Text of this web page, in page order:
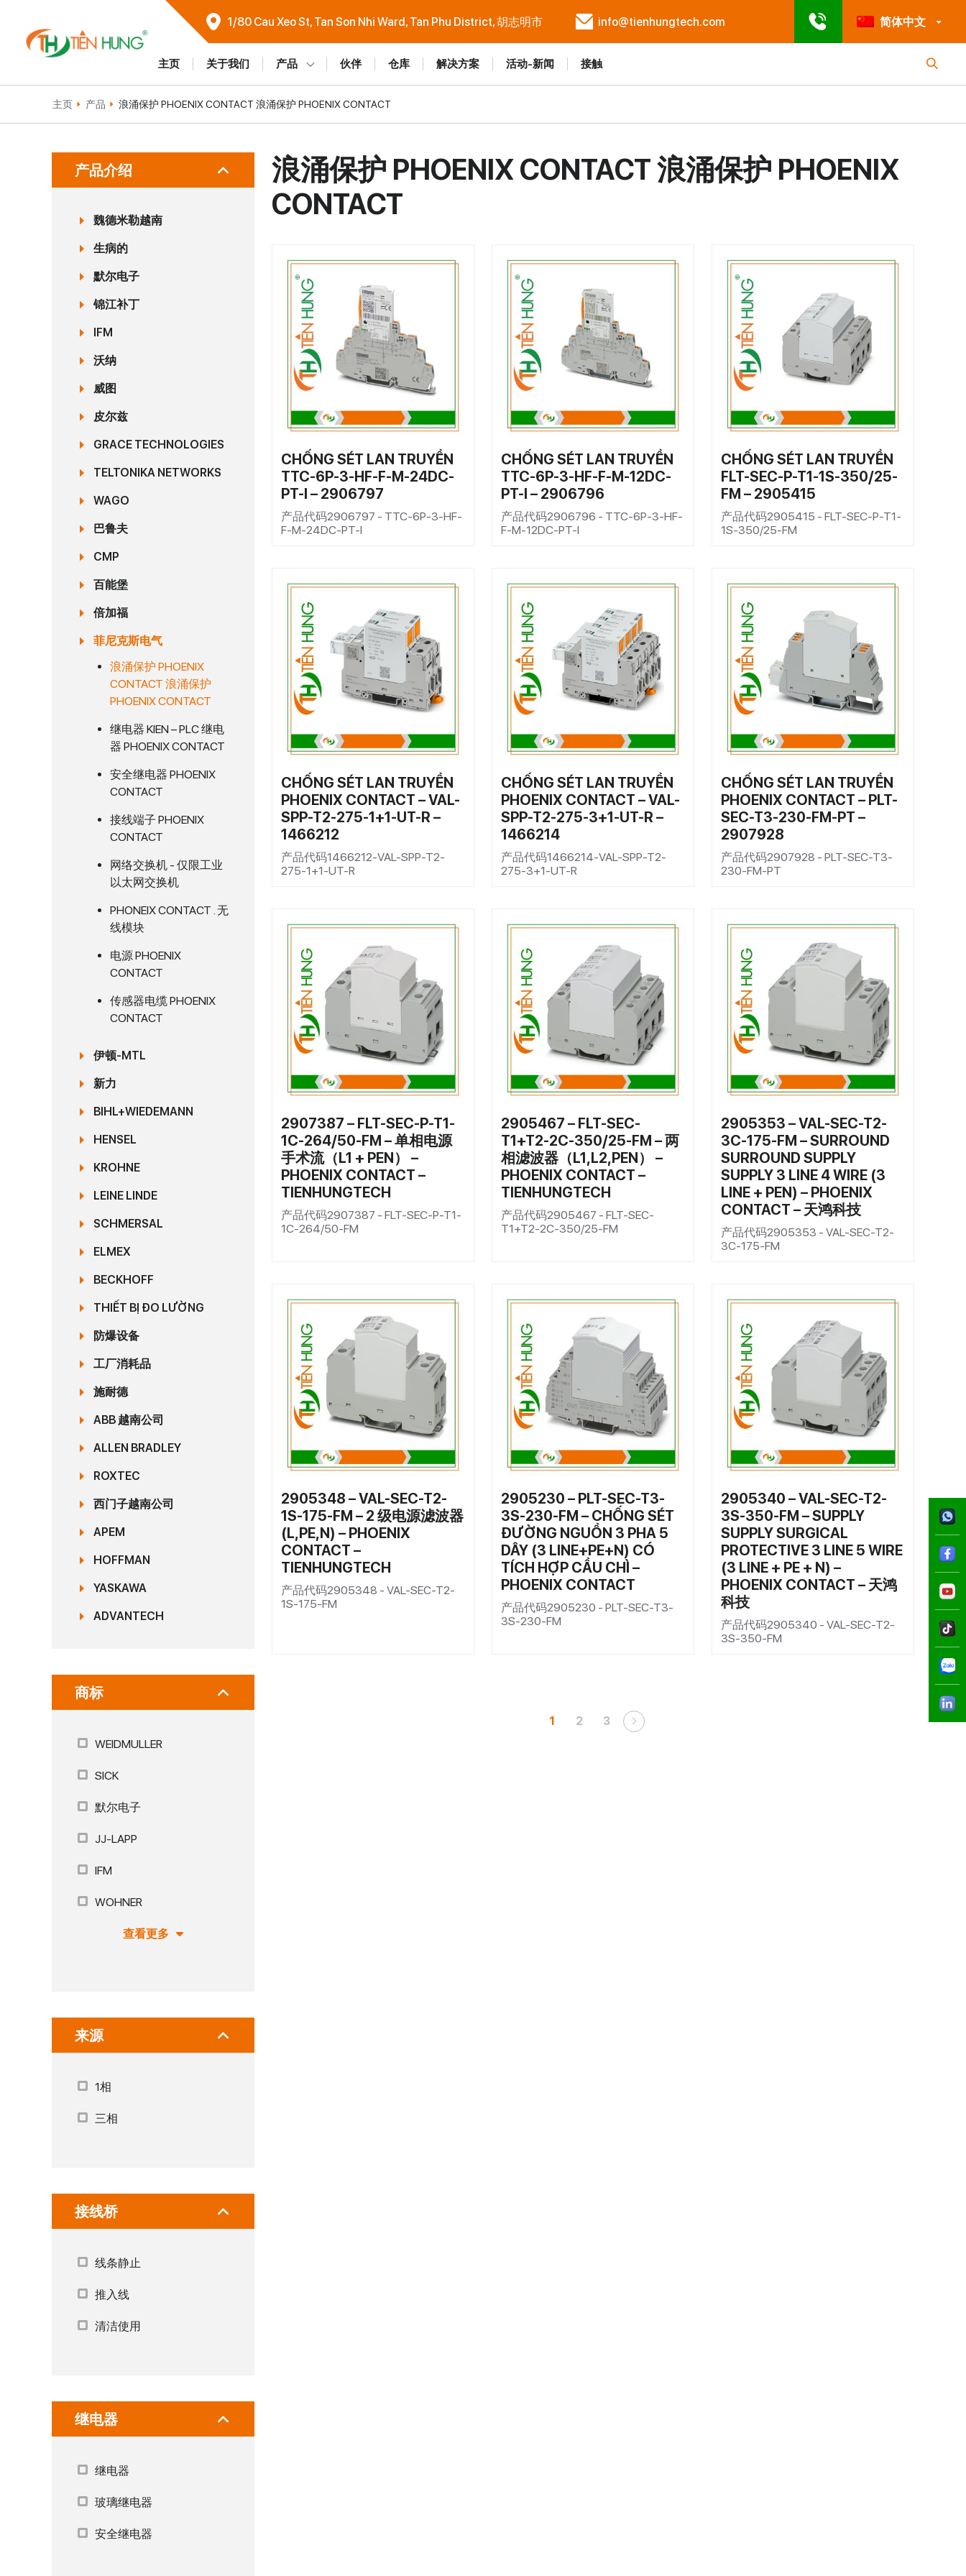
1/80 Cau Xeo St, Tan Son Nhi Ward, Tan Phu District, 胡志明市 info@tienhungtech.com 简体中文
主页 关于我们 产品 伙伴 仓库 解决方案 活动-新闻 接触
主页 产品 浪涌保护 PHOENIX CONTACT 浪涌保护 PHOENIX CONTACT
产品介绍
魏德米勒越南
生病的
默尔电子
锦江补丁
IFM
沃纳
威图
皮尔兹
GRACE TECHNOLOGIES
TELTONIKA NETWORKS
WAGO
巴鲁夫
CMP
百能堡
倍加福
菲尼克斯电气
浪涌保护 PHOENIX
CONTACT 浪涌保护
PHOENIX CONTACT
继电器 KIEN – PLC 继电
器 PHOENIX CONTACT
安全继电器 PHOENIX
CONTACT
接线端子 PHOENIX
CONTACT
网络交换机 - 仅限工业
以太网交换机
PHONEIX CONTACT . 无
线模块
电源 PHOENIX
CONTACT
传感器电缆 PHOENIX
CONTACT
伊顿-MTL
新力
BIHL+WIEDEMANN
HENSEL
KROHNE
LEINE LINDE
SCHMERSAL
ELMEX
BECKHOFF
THIẾT BỊ ĐO LƯỜNG
防爆设备
工厂消耗品
施耐德
ABB 越南公司
ALLEN BRADLEY
ROXTEC
西门子越南公司
APEM
HOFFMAN
YASKAWA
ADVANTECH
商标
WEIDMULLER
SICK
默尔电子
JJ-LAPP
IFM
WOHNER
查看更多
来源
1相
三相
接线桥
线条静止
推入线
清洁使用
继电器
继电器
玻璃继电器
安全继电器
浪涌保护 PHOENIX CONTACT 浪涌保护 PHOENIX
CONTACT
CHỐNG SÉT LAN TRUYỀN
TTC-6P-3-HF-F-M-24DC-
PT-I – 2906797
产品代码2906797 - TTC-6P-3-HF-
F-M-24DC-PT-I
CHỐNG SÉT LAN TRUYỀN
TTC-6P-3-HF-F-M-12DC-
PT-I – 2906796
产品代码2906796 - TTC-6P-3-HF-
F-M-12DC-PT-I
CHỐNG SÉT LAN TRUYỀN
FLT-SEC-P-T1-1S-350/25-
FM – 2905415
产品代码2905415 - FLT-SEC-P-T1-
1S-350/25-FM
CHỐNG SÉT LAN TRUYỀN
PHOENIX CONTACT – VAL-
SPP-T2-275-1+1-UT-R –
1466212
产品代码1466212-VAL-SPP-T2-
275-1+1-UT-R
CHỐNG SÉT LAN TRUYỀN
PHOENIX CONTACT – VAL-
SPP-T2-275-3+1-UT-R –
1466214
产品代码1466214-VAL-SPP-T2-
275-3+1-UT-R
CHỐNG SÉT LAN TRUYỀN
PHOENIX CONTACT – PLT-
SEC-T3-230-FM-PT –
2907928
产品代码2907928 - PLT-SEC-T3-
230-FM-PT
2907387 – FLT-SEC-P-T1-
1C-264/50-FM – 单相电源
手术流（L1 + PEN） –
PHOENIX CONTACT –
TIENHUNGTECH
产品代码2907387 - FLT-SEC-P-T1-
1C-264/50-FM
2905467 – FLT-SEC-
T1+T2-2C-350/25-FM – 两
相滤波器（L1,L2,PEN） –
PHOENIX CONTACT –
TIENHUNGTECH
产品代码2905467 - FLT-SEC-
T1+T2-2C-350/25-FM
2905353 – VAL-SEC-T2-
3C-175-FM – SURROUND
SURROUND SUPPLY
SUPPLY 3 LINE 4 WIRE (3
LINE + PEN) – PHOENIX
CONTACT – 天鸿科技
产品代码2905353 - VAL-SEC-T2-
3C-175-FM
2905348 – VAL-SEC-T2-
1S-175-FM – 2 级电源滤波器
(L,PE,N) – PHOENIX
CONTACT –
TIENHUNGTECH
产品代码2905348 - VAL-SEC-T2-
1S-175-FM
2905230 – PLT-SEC-T3-
3S-230-FM – CHỐNG SÉT
ĐƯỜNG NGUỒN 3 PHA 5
DÂY (3 LINE+PE+N) CÓ
TÍCH HỢP CẦU CHÌ –
PHOENIX CONTACT
产品代码2905230 - PLT-SEC-T3-
3S-230-FM
2905340 – VAL-SEC-T2-
3S-350-FM – SUPPLY
SUPPLY SURGICAL
PROTECTIVE 3 LINE 5 WIRE
(3 LINE + PE + N) –
PHOENIX CONTACT – 天鸿
科技
产品代码2905340 - VAL-SEC-T2-
3S-350-FM
1 2 3